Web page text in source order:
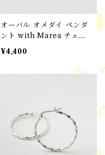
オーバル オメダイ ペンダ
ント with Marea チェー
ン
¥4,400